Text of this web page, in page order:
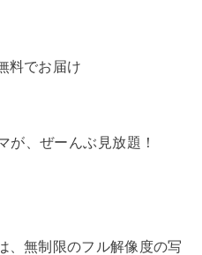
料でお届け
が、ぜーんぶ見放題！
、無制限のフル解像度の写